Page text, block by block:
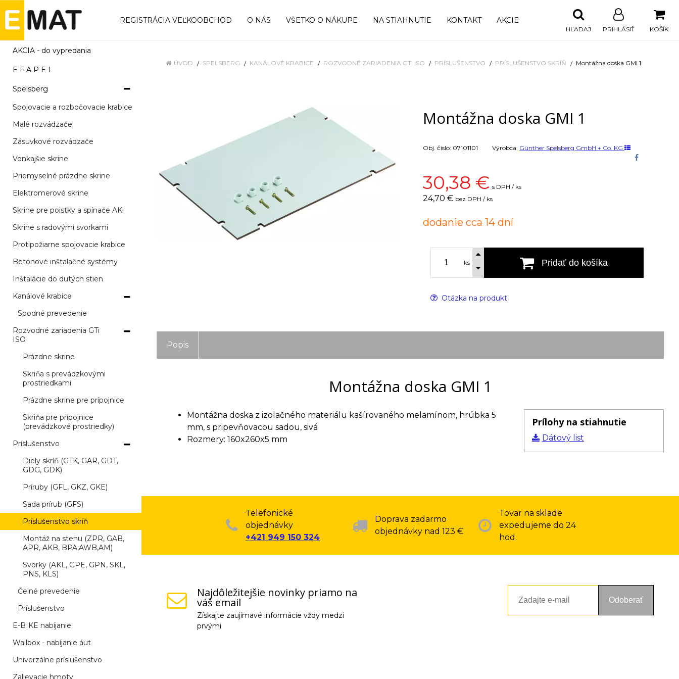
REGISTRÁCIA VEĽKOOBCHOD O NÁS VŠETKO O NÁKUPE NA STIAHNUTIE KONTAKT AKCIE
KOŠÍK
PRIHLÁSIŤ
HĽADAJ
AKCIA - do vypredania
E F A P E L
Spelsberg
Spojovacie a rozbočovacie krabice
Malé rozvádzače
Zásuvkové rozvádzače
Vonkajšie skrine
Priemyselné prázdne skrine
Elektromerové skrine
Skrine pre poistky a spínače AKi
Skrine s radovými svorkami
Protipožiarne spojovacie krabice
Betónové inštalačné systémy
Inštalácie do dutých stien
Kanálové krabice
Spodné prevedenie
Rozvodné zariadenia GTi
ISO
Prázdne skrine
Skriňa s prevádzkovými
prostriedkami
Prázdne skrine pre prípojnice
Skriňa pre prípojnice
(prevádzkové prostriedky)
Príslušenstvo
Diely skríň (GTK, GAR, GDT,
GDG, GDK)
Príruby (GFL, GKZ, GKE)
Sada prírub (GFS)
Príslušenstvo skríň
Montáž na stenu (ZPR, GAB,
APR, AKB, BPA,AWB,AM)
Svorky (AKL, GPE, GPN, SKL,
PNS, KLS)
Čelné prevedenie
Príslušenstvo
E-BIKE nabíjanie
Wallbox - nabíjanie áut
Univerzálne príslušenstvo
Zalievacie hmoty
ÚVOD SPELSBERG KANÁLOVÉ KRABICE ROZVODNÉ ZARIADENIA GTI ISO PRÍSLUŠENSTVO PRÍSLUŠENSTVO SKRÍŇ Montážna doska GMI 1
Montážna doska GMI 1
Obj. čislo: 07101101 Výrobca: Günther Spelsberg GmbH + Co. KG
30,38 € s DPH / ks
24,70 € bez DPH / ks
dodanie cca 14 dní
ks Pridať do košíka
Otázka na produkt
Popis
Montážna doska GMI 1
Prílohy na stiahnutie
Dátový list
Montážna doska z izolačného materiálu kašírovaného melamínom, hrúbka 5
mm, s pripevňovacou sadou, sivá
Rozmery: 160x260x5 mm
Telefonické
objednávky
+421 949 150 324
Doprava zadarmo
objednávky nad 123 €
Tovar na sklade
expedujeme do 24
hod.
Najdôležitejšie novinky priamo na
váš email
Získajte zaujímavé informácie vždy medzi
prvými
Odoberať